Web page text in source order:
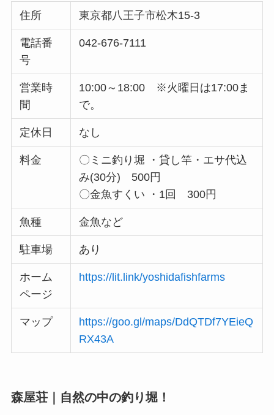
住所 東京都八王子市松木15-3
電話番
号
042-676-7111
営業時
間
10:00～18:00 ※火曜日は17:00ま
で。
定休日 なし
料金
〇ミニ釣り堀 ・貸し竿・エサ代込
み(30分) 500円
〇金魚すくい ・1回 300円
魚種 金魚など
駐車場 あり
ホーム
ページ
https://lit.link/yoshidafishfarms
マップ
https://goo.gl/maps/DdQTDf7YEieQ
RX43A
森屋荘｜自然の中の釣り堀！